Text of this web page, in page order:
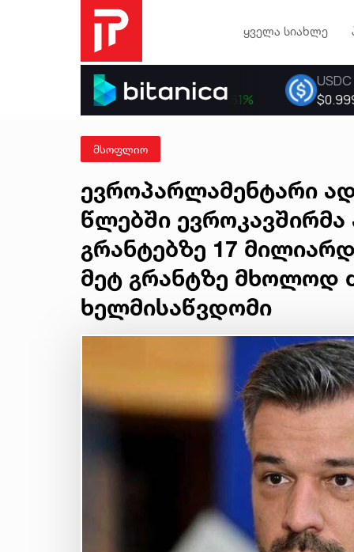
ყველა სიახლე
მსოფლიო
ევროპარლამენტარი
წლებში
გრანტებზე 17
მეტ გრანტზე მხოლოდ
ხელმისაწვდომი